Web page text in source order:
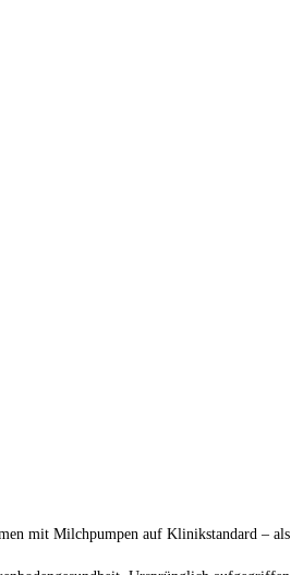
mit Milchpumpen auf Klinikstandard –